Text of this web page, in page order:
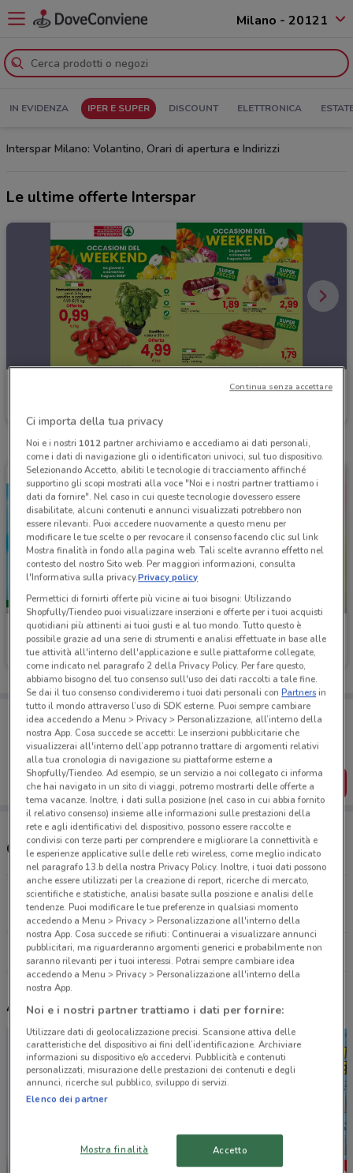
Milano - 20121
IN EVIDENZA IPER E SUPER DISCOUNT ELETTRONICA
Interspar Milano: Volantino, Orari di apertura e Indirizzi
Le ultime offerte Interspar
-5 GIORNI
Interspar
Scade mercoledì 23.6 km
Interspar
Scade mercoledì 23.6 km
Porta DoveConviene sempre con te!
Puoi trovare le migliori offerte dei negozi vicino a te,
salvarle e creare la tua lista del risparmio, comodamente
dal tuo cellulare.
SCARICA L’APP
Orari e supermercati Interspar
Via Mascagni 56/58 Mariano Comense
23.6 km
APERTO
Tutti i negozi Interspar
Altri volantini nelle vicinanze
-2 GIORNI
Ci importa della tua privacy
Noi e i nostri 1012partner archiviamo e accediamo ai dati personali,
come i dati di navigazione gli o identificatori univoci, sul tuo dispositivo.
Selezionando Accetto, abiliti le tecnologie di tracciamento affinché
supportino gli scopi mostrati alla voce "Noi e i nostri partner trattiamo i
dati da fornire". Nel caso in cui queste tecnologie dovessero essere
disabilitate, alcuni contenuti e annunci visualizzati potrebbero non
essere rilevanti. Puoi accedere nuovamente a questo menu per
modificare le tue scelte o per revocare il consenso facendo clic sul link
Mostra finalità in fondo alla pagina web. Tali scelte avranno effetto nel
contesto del nostro Sito web. Per maggiori informazioni, consulta
l'Informativa sulla privacy.Privacy policy
Permettici di fornirti offerte più vicine ai tuoi bisogni: Utilizzando
Shopfully/Tiendeo puoi visualizzare inserzioni e offerte per i tuoi acquisti
quotidiani più attinenti ai tuoi gusti e al tuo mondo. Tutto questo è
possibile grazie ad una serie di strumenti e analisi effettuate in base alle
tue attività all'interno dell'applicazione e sulle piattaforme collegate,
come indicato nel paragrafo 2 della Privacy Policy. Per fare questo,
abbiamo bisogno del tuo consenso sull'uso dei dati raccolti a tale fine.
Se dai il tuo consenso condivideremo i tuoi dati personali conPartnersin
tutto il mondo attraverso l’uso di SDK esterne. Puoi sempre cambiare
idea accedendo a Menu > Privacy > Personalizzazione, all’interno della
nostra App. Cosa succede se accetti: Le inserzioni pubblicitarie che
visualizzerai all'interno dell’app potranno trattare di argomenti relativi
alla tua cronologia di navigazione su piattaforme esterne a
Shopfully/Tiendeo. Ad esempio, se un servizio a noi collegato ci informa
che hai navigato in un sito di viaggi, potremo mostrarti delle offerte a
tema vacanze. Inoltre, i dati sulla posizione (nel caso in cui abbia fornito
il relativo consenso) insieme alle informazioni sulle prestazioni della
rete e agli identificativi del dispositivo, possono essere raccolte e
condivisi con terze parti per comprendere e migliorare la connettività e
le esperienze applicative sulle delle reti wireless, come meglio indicato
nel paragrafo 13.b della nostra Privacy Policy. Inoltre, i tuoi dati possono
anche essere utilizzati per la creazione di report, ricerche di mercato,
scientifiche e statistiche, analisi basate sulla posizione e analisi delle
tendenze. Puoi modificare le tue preferenze in qualsiasi momento
accedendo a Menu > Privacy > Personalizzazione all'interno della
nostra App. Cosa succede se rifiuti: Continuerai a visualizzare annunci
pubblicitari, ma riguarderanno argomenti generici e probabilmente non
saranno rilevanti per i tuoi interessi. Potrai sempre cambiare idea
accedendo a Menu > Privacy > Personalizzazione all'interno della
nostra App.
Noi e i nostri partner trattiamo i dati per fornire:
Utilizzare dati di geolocalizzazione precisi. Scansione attiva delle
caratteristiche del dispositivo ai fini dell’identificazione. Archiviare
informazioni su dispositivo e/o accedervi. Pubblicità e contenuti
personalizzati, misurazione delle prestazioni dei contenuti e degli
annunci, ricerche sul pubblico, sviluppo di servizi.
Elenco dei partner
Mostra finalità Accetto
Continua senza accettare